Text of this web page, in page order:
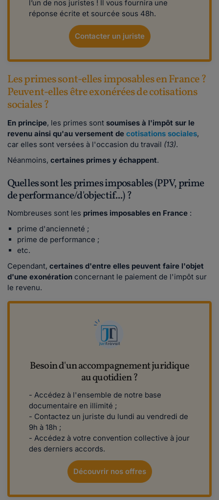
l’un de nos juristes ! Il vous fournira une
réponse écrite et sourcée sous 48h.
Contacter un juriste
Les primes sont-elles imposables en France ?
Peuvent-elles être exonérées de cotisations
sociales ?
En principe, les primes sont soumises à l'impôt sur le
revenu ainsi qu'au versement de cotisations sociales,
car elles sont versées à l'occasion du travail (13).
Néanmoins, certaines primes y échappent.
Quelles sont les primes imposables (PPV, prime
de performance/d'objectif...) ?
Nombreuses sont les primes imposables en France :
prime d'ancienneté ;
prime de performance ;
etc.
Cependant, certaines d'entre elles peuvent faire l'objet
d'une exonération concernant le paiement de l'impôt sur
le revenu.
Besoin d'un accompagnement juridique
au quotidien ?
- Accédez à l'ensemble de notre base
documentaire en illimité ;
- Contactez un juriste du lundi au vendredi de
9h à 18h ;
- Accédez à votre convention collective à jour
des derniers accords.
Découvrir nos offres